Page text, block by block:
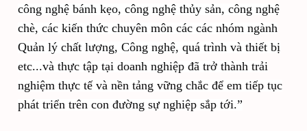
công nghệ bánh kẹo, công nghệ thủy sản, công nghệ
chè, các kiến thức chuyên môn các các nhóm ngành
Quản lý chất lượng, Công nghệ, quá trình và thiết bị
etc...và thực tập tại doanh nghiệp đã trở thành trải
nghiệm thực tế và nền tảng vững chắc để em tiếp tục
phát triển trên con đường sự nghiệp sắp tới.”